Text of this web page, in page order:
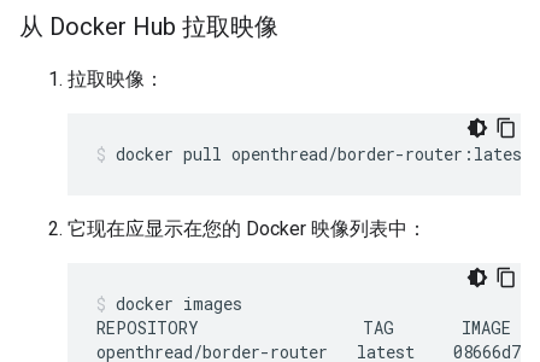
从 Docker Hub 拉取映像
拉取映像：
docker pull openthread/border-router:latest
它现在应显示在您的 Docker 映像列表中：
docker images
REPOSITORY                 TAG       IMAGE